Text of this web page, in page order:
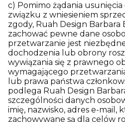
c) Pomimo żądania
związku z wniesieniem
zgody, Ruah Design Barbara
zachować pewne dane
przetwarzanie jest
dochodzenia lub obrony
wywiązania się z prawnego
wymagającego
lub prawa państwa
podlega Ruah Design
szczególności danych
imię, nazwisko, adres e-mail,
zachowywane są dla celów